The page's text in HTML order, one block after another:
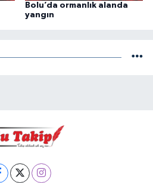
Bolu’da ormanlık alanda
yangın